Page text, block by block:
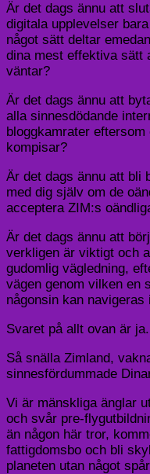
Är det dags ännu att
digitala upplevelser
något sätt deltar
dina mest effektiva sätt
väntar?
Är det dags ännu att
alla sinnesdödande
bloggkamrater
kompisar?
Är det dags ännu att bli
med dig själv om de
acceptera ZIM:s
Är det dags ännu att
verkligen är viktigt och
gudomlig vägledning,
vägen genom vilken en
någonsin kan navigeras
Svaret på allt ovan är ja.
Så snälla Zimland,
sinnesfördummade
Vi är mänskliga änglar
och svår pre-
än någon här tror,
fattigdomsbo och bli
planeten utan något